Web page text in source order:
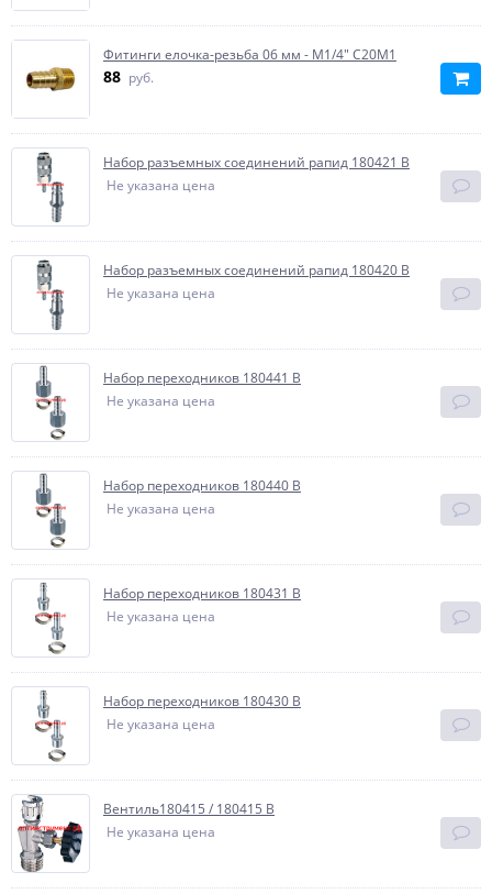
Фитинги елочка-резьба 06 мм - M1/4" C20M1
88 руб.
Набор разъемных соединений рапид 180421 В
Не указана цена
Набор разъемных соединений рапид 180420 В
Не указана цена
Набор переходников 180441 В
Не указана цена
Набор переходников 180440 В
Не указана цена
Набор переходников 180431 В
Не указана цена
Набор переходников 180430 В
Не указана цена
Вентиль180415 / 180415 В
Не указана цена